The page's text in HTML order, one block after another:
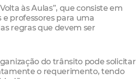
às Aulas”, que consiste em
professores para uma
regras que devem ser
do trânsito pode solicitar
o requerimento, tendo